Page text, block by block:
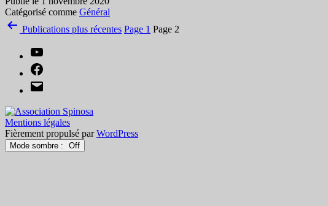
Catégorisé comme Général
Pagination
publications
Publications plus récentes Page 1 Page 2
Mentions légales
Fièrement propulsé parWordPress
Mode sombre :